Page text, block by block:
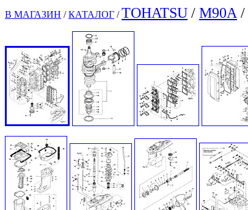
В МАГАЗИН / КАТАЛОГ /TOHATSU / M90A /